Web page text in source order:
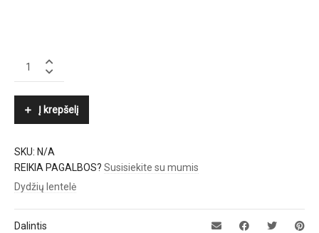
BOGNER
quantity
Į krepšelį
SKU: N/A
REIKIA PAGALBOS? Susisiekite su mumis
Dydžių lentelė
Dalintis